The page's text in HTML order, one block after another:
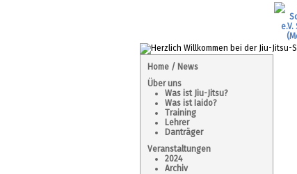
Home / News
Über uns
Was ist Jiu-Jitsu?
Was ist Iaido?
Training
Lehrer
Danträger
Veranstaltungen
2024
Archiv